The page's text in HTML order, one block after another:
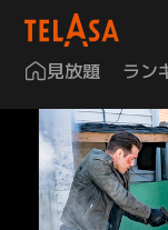
見放題 ラン